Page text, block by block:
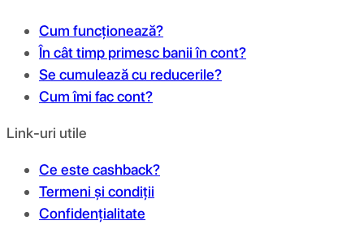
Cum funcționează?
În cât timp primesc banii în cont?
Se cumulează cu reducerile?
Cum îmi fac cont?
Link-uri utile
Ce este cashback?
Termeni și condiții
Confidențialitate